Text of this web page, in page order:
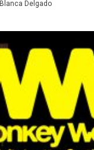
Blanca Delgado